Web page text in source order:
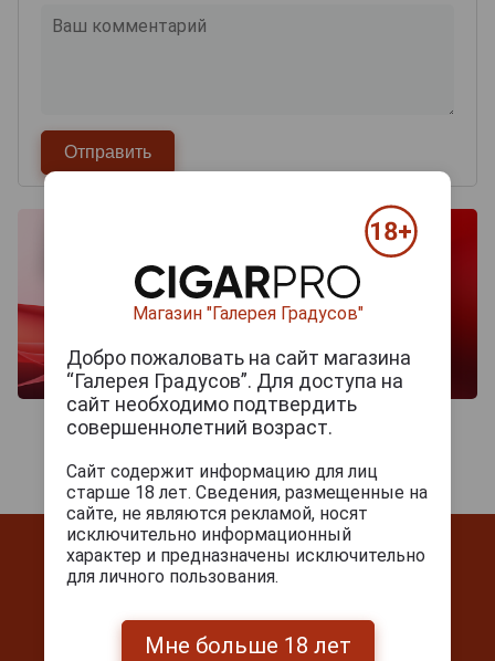
Контакты
Магазин "Галерея Градусов"
Добро пожаловать на сайт магазина
“Галерея Градусов”. Для доступа на
сайт необходимо подтвердить
совершеннолетний возраст.
Сайт содержит информацию для лиц
старше 18 лет. Сведения, размещенные на
сайте, не являются рекламой, носят
исключительно информационный
характер и предназначены исключительно
для личного пользования.
Мне больше 18 лет